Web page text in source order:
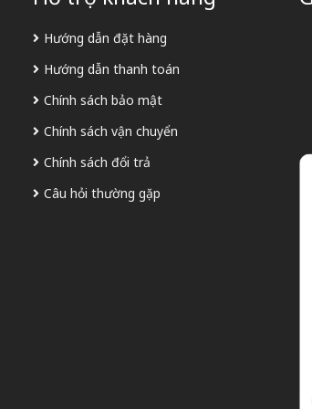
Hướng dẫn đặt hàng
Hướng dẫn thanh toán
Chính sách bảo mật
Chính sách vận chuyển
Chính sách đổi trả
Câu hỏi thường gặp